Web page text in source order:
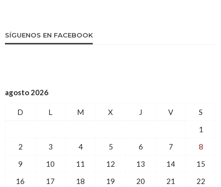
SÍGUENOS EN FACEBOOK
agosto 2026
D L M X J V
S
1
2
3 4 5 6 7
8
9
10 11 12 13 14
15
16
17 18 19 20 21
22